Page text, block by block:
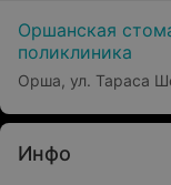
Оршанская
поликлиника
Орша, ул. Тараса
Инфо